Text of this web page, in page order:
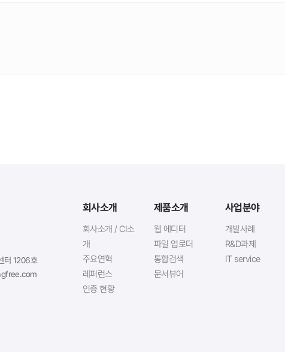
터 1206호
회사소개
회사소개 / CI소
개
주요연혁
레퍼런스
인증 현황
제품소개
웹 에디터
파일 업로더
통합검색
문서뷰어
사업분야
개발사례
R&D과제
IT service